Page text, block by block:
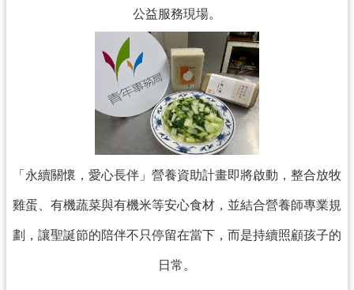
公益服務現場。
「永續關懷，愛心長伴」營養資助計畫即將啟動，整合放牧
雞蛋、有機蔬菜與有機米等安心食材，並結合營養師專業規
劃，讓聖誕節的陪伴不只停留在當下，而是持續照顧孩子的
日常。